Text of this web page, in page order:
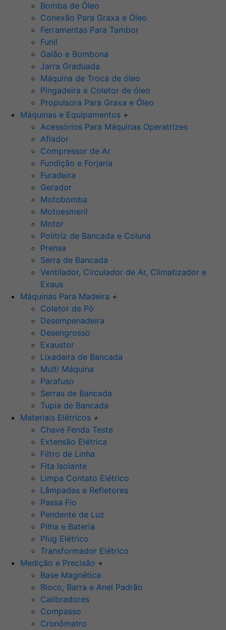
Bomba de Óleo
Conexão Para Graxa e Óleo
Ferramentas Para Tambor
Funil
Galão e Bombona
Jarra Graduada
Máquina de Troca de óleo
Pingadeira e Coletor de óleo
Propulsora Para Graxa e Óleo
Máquinas e Equipamentos +
Acessórios Para Máquinas Operatrizes
Afiador
Compressor de Ar
Fundição e Forjaria
Furadeira
Gerador
Motobomba
Motoesmeril
Motor
Politriz de Bancada e Coluna
Prensa
Serra de Bancada
Ventilador, Circulador de Ar, Climatizador e
Exaus
Máquinas Para Madeira +
Coletor de Pó
Desempenadeira
Desengrosso
Exaustor
Lixadeira de Bancada
Multi Máquina
Parafuso
Serras de Bancada
Tupia de Bancada
Materiais Elétricos +
Chave Fenda Teste
Extensão Elétrica
Filtro de Linha
Fita Isolante
Limpa Contato Elétrico
Lâmpadas e Refletores
Passa Fio
Pendente de Luz
Pilha e Bateria
Plug Elétrico
Transformador Elétrico
Medição e Precisão +
Base Magnética
Bloco, Barra e Anel Padrão
Calibradores
Compasso
Cronômetro